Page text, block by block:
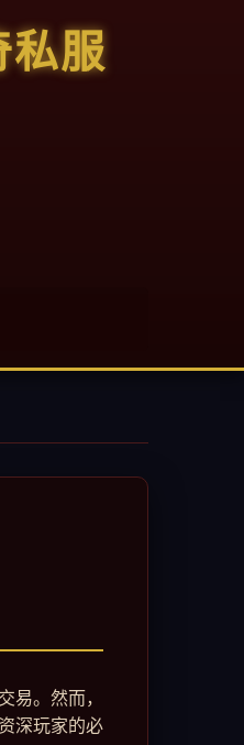
私服
易。然而，
深玩家的必